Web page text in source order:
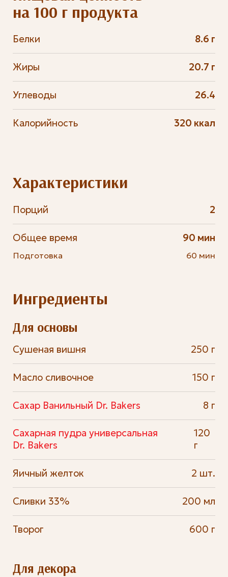
на 100 г продукта
Белки 8.6 г
Жиры 20.7 г
Углеводы 26.4
Калорийность 320 ккал
Характеристики
Порций 2
Общее время
Подготовка
90 мин
60 мин
Ингредиенты
Для основы
Сушеная вишня 250 г
Масло сливочное 150 г
Сахар Ванильный Dr. Bakers 8 г
Сахарная пудра универсальная
Dr. Bakers
120
г
Яичный желток 2 шт.
Сливки 33% 200 мл
Творог 600 г
Для декора